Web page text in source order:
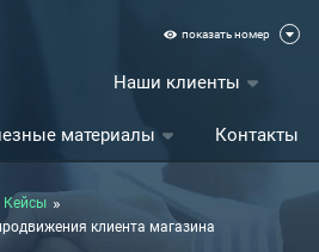
показать номер
Наши клиенты
материалы Контакты
Кейсы
клиента магазина